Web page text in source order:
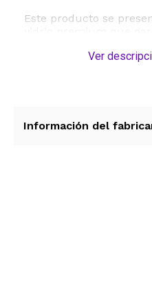
Este producto se
libre de gluten, lácteos,
Especificaciones
Ver
Información del